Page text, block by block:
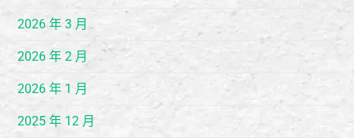
2026 年 3 月
2026 年 2 月
2026 年 1 月
2025 年 12 月